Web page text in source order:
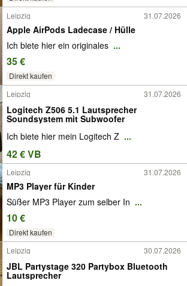
Leipzig 31.07.2026
Apple AirPods Ladecase / Hülle
Ich biete hier ein originales ...
35 €
Direkt kaufen
Leipzig 31.07.2026
Logitech Z506 5.1 Lautsprecher
Soundsystem mit Subwoofer
Ich biete hier mein Logitech Z ...
42 € VB
Leipzig 31.07.2026
MP3 Player für Kinder
Süßer MP3 Player zum selber In ...
10 €
Direkt kaufen
Leipzig 30.07.2026
JBL Partystage 320 Partybox Bluetooth
Lautsprecher